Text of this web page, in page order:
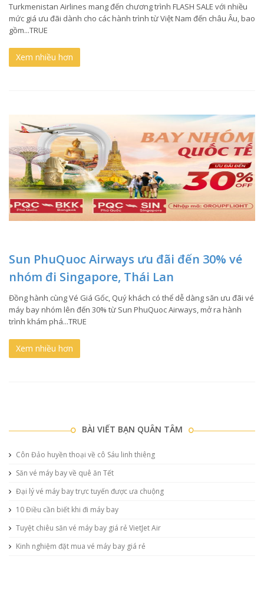
Turkmenistan Airlines mang đến chương trình FLASH SALE với nhiều
mức giá ưu đãi dành cho các hành trình từ Việt Nam đến châu Âu, bao
gồm...TRUE
Xem nhiều hơn
Sun PhuQuoc Airways ưu đãi đến 30% vé
nhóm đi Singapore, Thái Lan
Đồng hành cùng Vé Giá Gốc, Quý khách có thể dễ dàng săn ưu đãi vé
máy bay nhóm lên đến 30% từ Sun PhuQuoc Airways, mở ra hành
trình khám phá...TRUE
Xem nhiều hơn
BÀI VIẾT BẠN QUÂN TÂM
Côn Đảo huyền thoại về cô Sáu linh thiêng
Săn vé máy bay về quê ăn Tết
Đại lý vé máy bay trực tuyến được ưa chuộng
10 Điều cần biết khi đi máy bay
Tuyệt chiêu săn vé máy bay giá rẻ VietJet Air
Kinh nghiệm đặt mua vé máy bay giá rẻ